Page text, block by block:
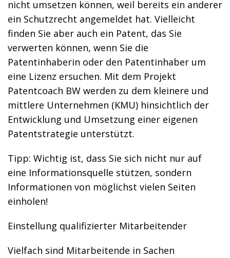
nicht umsetzen können, weil bereits ein anderer
ein Schutzrecht angemeldet hat. Vielleicht
finden Sie aber auch ein Patent, das Sie
verwerten können, wenn Sie die
Patentinhaberin oder den Patentinhaber um
eine Lizenz ersuchen. Mit dem Projekt
Patentcoach BW werden zu dem kleinere und
mittlere Unternehmen (KMU) hinsichtlich der
Entwicklung und Umsetzung einer eigenen
Patentstrategie unterstützt.
Tipp: Wichtig ist, dass Sie sich nicht nur auf
eine Informationsquelle stützen, sondern
Informationen von möglichst vielen Seiten
einholen!
Einstellung qualifizierter Mitarbeitender
Vielfach sind Mitarbeitende in Sachen